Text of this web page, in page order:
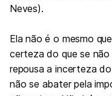
Neves).
Ela não é o mesmo
certeza do que se não
repousa a incerteza
não se abater pela